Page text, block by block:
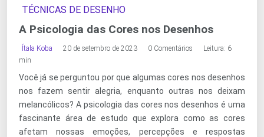
TÉCNICAS DE DESENHO
A Psicologia das Cores nos Desenhos
Ítala Koba 20 de setembro de 2023 0 Comentários
Leitura: 6
min
Você já se perguntou por que algumas cores nos desenhos
nos fazem sentir alegria, enquanto outras nos deixam
melancólicos? A psicologia das cores nos desenhos é uma
fascinante área de estudo que explora como as cores
afetam nossas emoções, percepções e respostas